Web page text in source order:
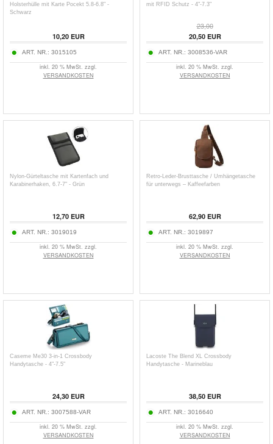
Holsterhülle mit Karte Pocekt 5.8-6.8" -
Schwarz
10,20EUR
ART. NR.: 3015105
inkl. 20 % MwSt. zzgl.
VERSANDKOSTEN
mit RFID Schutz - 4"-7.3"
23,00
20,50EUR
ART. NR.: 3008536-VAR
inkl. 20 % MwSt. zzgl.
VERSANDKOSTEN
Nylon-Gürteltasche mit Kartenfach und
Karabinerhaken, 6.7-7" - Grün
12,70EUR
ART. NR.: 3019019
inkl. 20 % MwSt. zzgl.
VERSANDKOSTEN
Retro-Leder-Brusttasche / Umhängetasche
für unterwegs – Kaffeefarben
62,90EUR
ART. NR.: 3019897
inkl. 20 % MwSt. zzgl.
VERSANDKOSTEN
Caseme Me30 3-in-1 Crossbody
Handytasche - 4"-7.5"
24,30EUR
ART. NR.: 3007588-VAR
inkl. 20 % MwSt. zzgl.
VERSANDKOSTEN
Lacoste The Blend XL Crossbody
Handytasche - Marineblau
38,50EUR
ART. NR.: 3016640
inkl. 20 % MwSt. zzgl.
VERSANDKOSTEN